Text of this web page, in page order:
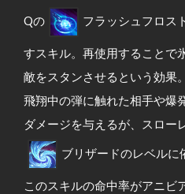
Qの フラッシュフロス
すスキル。再使用することで
敵をスタンさせるという効果。
飛翔中の弾に触れた相手や爆
ダメージを与えるが、スロー
ブリザードのレベルに
このスキルの命中率がアニビ